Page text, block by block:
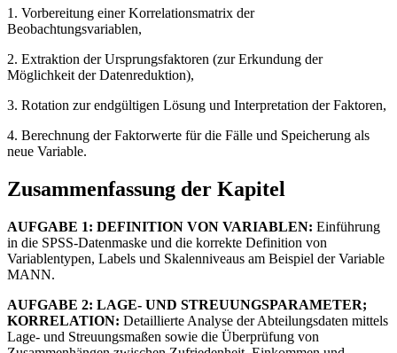
1. Vorbereitung einer Korrelationsmatrix der
Beobachtungsvariablen,
2. Extraktion der Ursprungsfaktoren (zur Erkundung der
Möglichkeit der Datenreduktion),
3. Rotation zur endgültigen Lösung und Interpretation der Faktoren,
4. Berechnung der Faktorwerte für die Fälle und Speicherung als
neue Variable.
Zusammenfassung der Kapitel
AUFGABE 1: DEFINITION VON VARIABLEN: Einführung
in die SPSS-Datenmaske und die korrekte Definition von
Variablentypen, Labels und Skalenniveaus am Beispiel der Variable
MANN.
AUFGABE 2: LAGE- UND STREUUNGSPARAMETER;
KORRELATION: Detaillierte Analyse der Abteilungsdaten mittels
Lage- und Streuungsmaßen sowie die Überprüfung von